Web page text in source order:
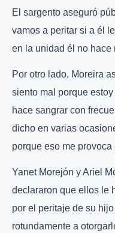
El sargento aseguró
vamos a peritar si a él
en la unidad él no hace
Por otro lado, Moreira
siento mal porque
hace sangrar con
dicho en varias
porque eso me provoca
Yanet Morejón y Ariel
declararon que ellos le
por el peritaje de su
rotundamente a